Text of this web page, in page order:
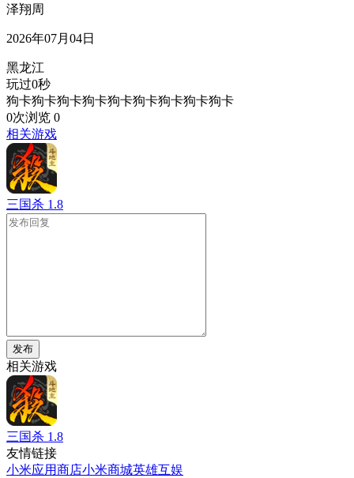
泽翔周
2026年07月04日
黑龙江
玩过0秒
狗卡狗卡狗卡狗卡狗卡狗卡狗卡狗卡狗卡
0次浏览 0
相关游戏
三国杀 1.8
发布
相关游戏
三国杀 1.8
友情链接
小米应用商店小米商城英雄互娱